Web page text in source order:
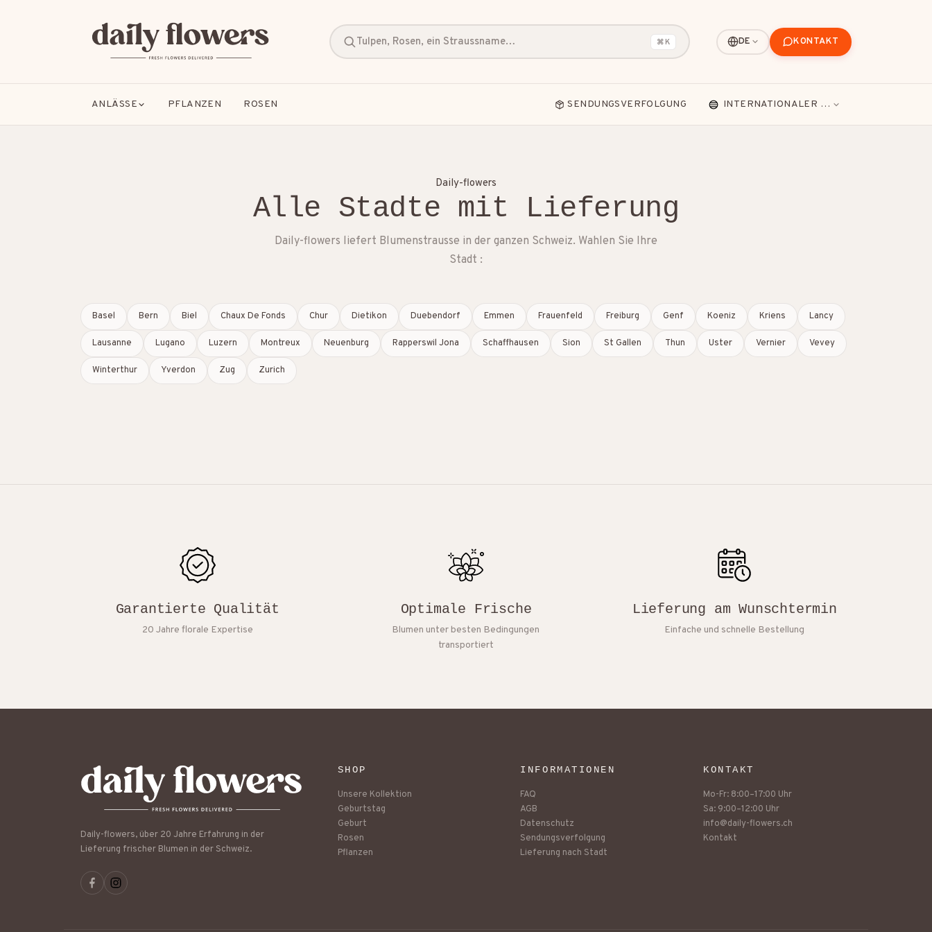
Tulpen, Rosen, ein Straussname… ⌘K DE KONTAKT
ANLÄSSE PFLANZEN ROSEN SENDUNGSVERFOLGUNG INTERNATIONALER VERSAND
Dankeschön Freundschaft Geburt Geburtstag
Daily-flowers
Alle Stadte mit Lieferung
Daily-flowers liefert Blumenstrausse in der ganzen Schweiz. Wahlen Sie Ihre
Stadt :
Basel Bern Biel Chaux De Fonds Chur Dietikon Duebendorf Emmen Frauenfeld Freiburg Genf Koeniz Kriens Lancy
Lausanne Lugano Luzern Montreux Neuenburg Rapperswil Jona Schaffhausen Sion St Gallen Thun Uster Vernier Vevey
Winterthur Yverdon Zug Zurich
Garantierte Qualität
20 Jahre florale Expertise
Optimale Frische
Blumen unter besten Bedingungen
transportiert
Lieferung am Wunschtermin
Einfache und schnelle Bestellung
Daily-flowers, über 20 Jahre Erfahrung in der
Lieferung frischer Blumen in der Schweiz.
SHOP
Unsere Kollektion
Geburtstag
Geburt
Rosen
Pflanzen
INFORMATIONEN
FAQ
AGB
Datenschutz
Sendungsverfolgung
Lieferung nach Stadt
KONTAKT
Mo-Fr: 8:00–17:00 Uhr
Sa: 9:00–12:00 Uhr
info@daily-flowers.ch
Kontakt